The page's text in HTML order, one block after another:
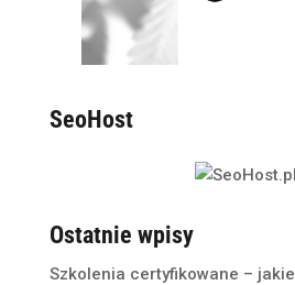
SeoHost
Ostatnie wpisy
Szkolenia certyfikowane –